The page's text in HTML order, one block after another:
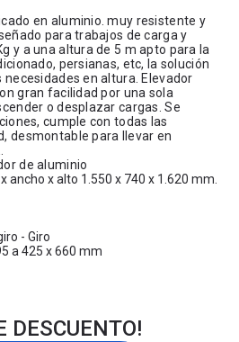
en aluminio. muy resistente y
para trabajos de carga y
y a una altura de 5 m apto para la
persianas, etc, la solución
en altura. Elevador
gran facilidad por una sola
o desplazar cargas. Se
cumple con todas las
desmontable para llevar en
de aluminio
ancho x alto 1.550 x 740 x 1.620 mm.
- Giro
a 425 x 660 mm
DESCUENTO!